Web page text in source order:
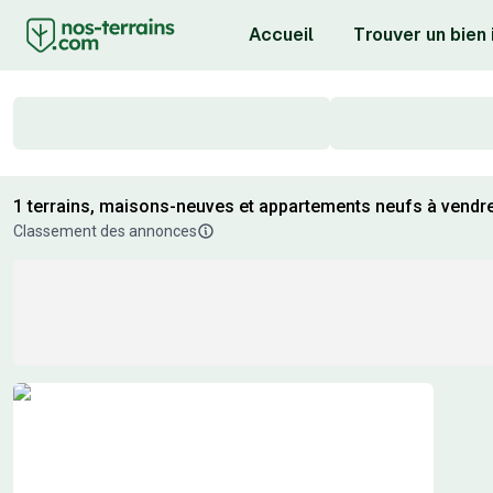
Accueil Trouver un
1 terrains, maisons-neuves et appartements neufs à
Classement des annonces
Résultats de recherche